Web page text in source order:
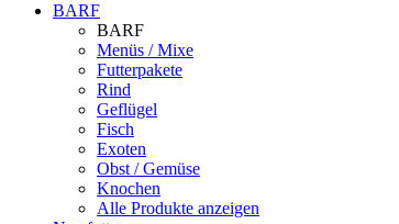
BARF
BARF
Menüs / Mixe
Futterpakete
Rind
Geflügel
Fisch
Exoten
Obst / Gemüse
Knochen
Alle Produkte anzeigen